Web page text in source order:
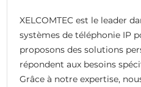
XELCOMTEC est le leader
systèmes de téléphonie IP
proposons des solutions
répondent aux besoins
Grâce à notre expertise,